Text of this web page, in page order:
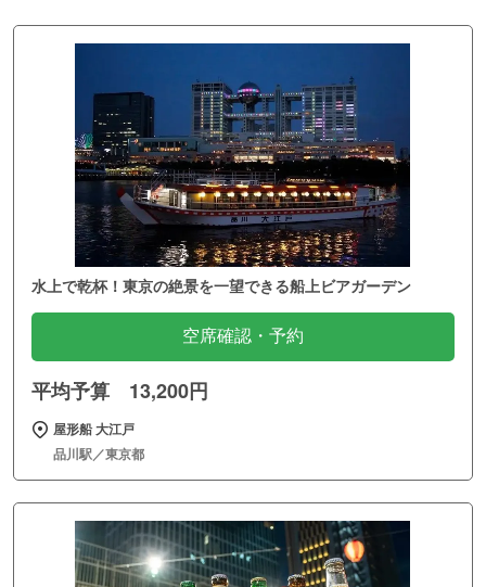
水上で乾杯！東京の絶景を一望できる船上ビアガーデン
空席確認・予約
平均予算 13,200円
屋形船 大江戸
品川駅／東京都